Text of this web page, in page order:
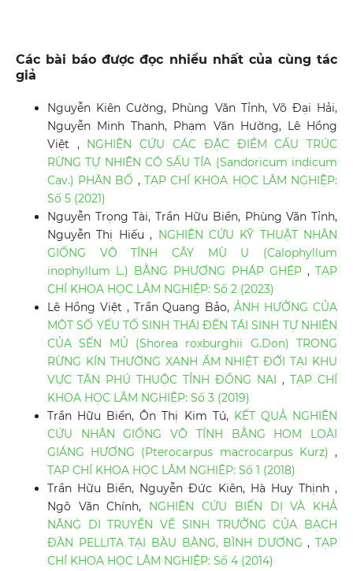
Các bài báo được đọc nhiều nhất của cùng tác
giả
Nguyễn Kiên Cường, Phùng Văn Tỉnh, Võ Đại Hải,
Nguyễn Minh Thanh, Phạm Văn Hường, Lê Hồng
Việt , NGHIÊN CỨU CÁC ĐẶC ĐIỂM CẤU TRÚC
RỪNG TỰ NHIÊN CÓ SẤU TÍA (Sandoricum indicum
Cav.) PHÂN BỐ , TẠP CHÍ KHOA HỌC LÂM NGHIỆP:
Số 5 (2021)
Nguyễn Trọng Tài, Trần Hữu Biển, Phùng Văn Tỉnh,
Nguyễn Thị Hiếu , NGHIÊN CỨU KỸ THUẬT NHÂN
GIỐNG VÔ TÍNH CÂY MÙ U (Calophyllum
inophyllum L.) BẰNG PHƯƠNG PHÁP GHÉP ,TẠP
CHÍ KHOA HỌC LÂM NGHIỆP: Số 2 (2023)
Lê Hồng Việt , Trần Quang Bảo,ẢNH HƯỞNG CỦA
MỘT SỐ YẾU TỐ SINH THÁI ĐẾN TÁI SINH TỰ NHIÊN
CỦA SẾN MỦ (Shorea roxburghii G.Don) TRONG
RỪNG KÍN THƯỜNG XANH ẨM NHIỆT ĐỚI TẠI KHU
VỰC TÂN PHÚ THUỘC TỈNH ĐỒNG NAI,TẠP CHÍ
KHOA HỌC LÂM NGHIỆP: Số 3 (2019)
Trần Hữu Biển, Ôn Thị Kim Tú, KẾT QUẢ NGHIÊN
CỨU NHÂN GIỐNG VÔ TÍNH BẰNG HOM LOÀI
GIÁNG HƯƠNG (Pterocarpus macrocarpus Kurz),
TẠP CHÍ KHOA HỌC LÂM NGHIỆP: Số 1 (2018)
Trần Hữu Biển, Nguyễn Đức Kiên, Hà Huy Thịnh ,
Ngô Văn Chính, NGHIÊN CỨU BIẾN DỊ VÀ KHẢ
NĂNG DI TRUYỀN VỀ SINH TRƯỞNG CỦA BẠCH
ĐÀN PELLITA TẠI BÀU BÀNG, BÌNH DƯƠNG,TẠP
CHÍ KHOA HỌC LÂM NGHIỆP: Số 4 (2014)